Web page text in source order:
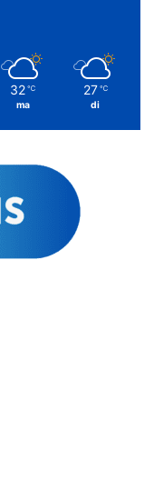
32 ℃
ma
27 ℃
di